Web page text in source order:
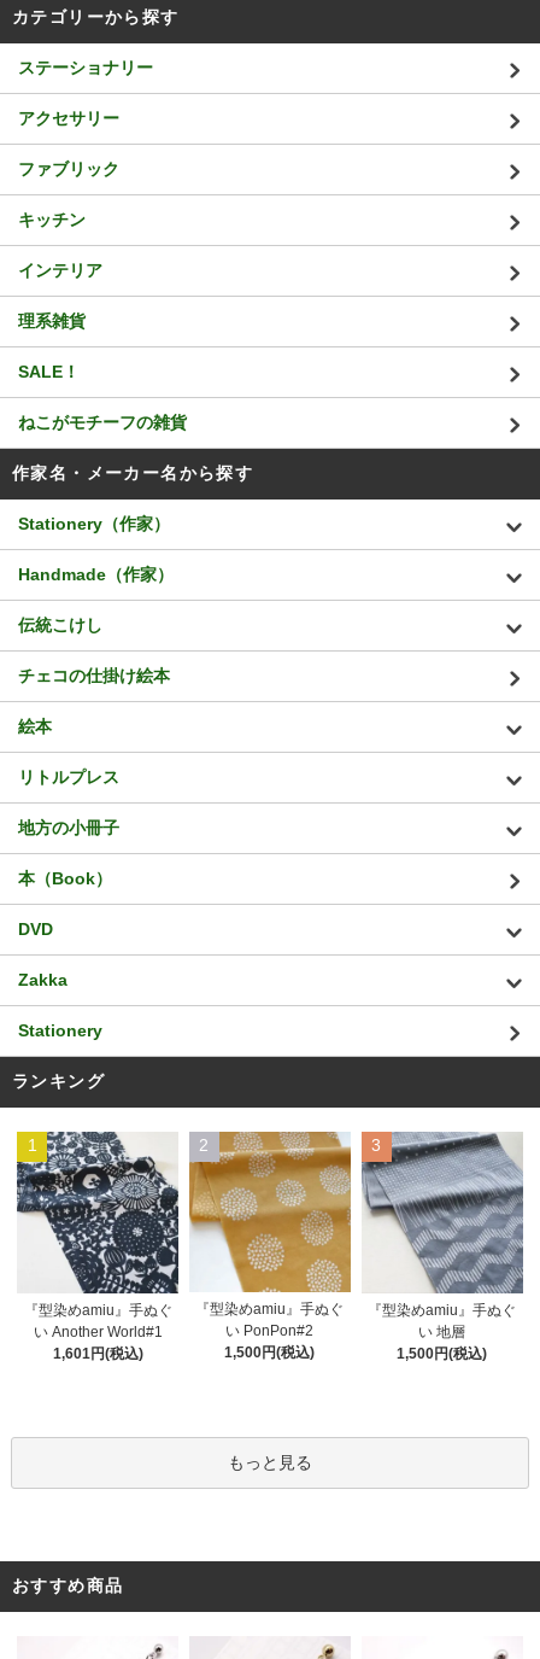
カテゴリーから探す
ステーショナリー
アクセサリー
ファブリック
キッチン
インテリア
理系雑貨
SALE！
ねこがモチーフの雑貨
作家名・メーカー名から探す
Stationery（作家）
Handmade（作家）
伝統こけし
チェコの仕掛け絵本
絵本
リトルプレス
地方の小冊子
本（Book）
DVD
Zakka
Stationery
ランキング
1
『型染めamiu』手ぬぐ
い Another World#1
1,601円(税込)
2
『型染めamiu』手ぬぐ
い PonPon#2
1,500円(税込)
3
『型染めamiu』手ぬぐ
い 地層
1,500円(税込)
もっと見る
おすすめ商品